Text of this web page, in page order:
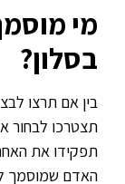
מי
בסלון?
בין אם תרצו
תצטרכו לבחור
תפקידו את
האדם שמוסמך